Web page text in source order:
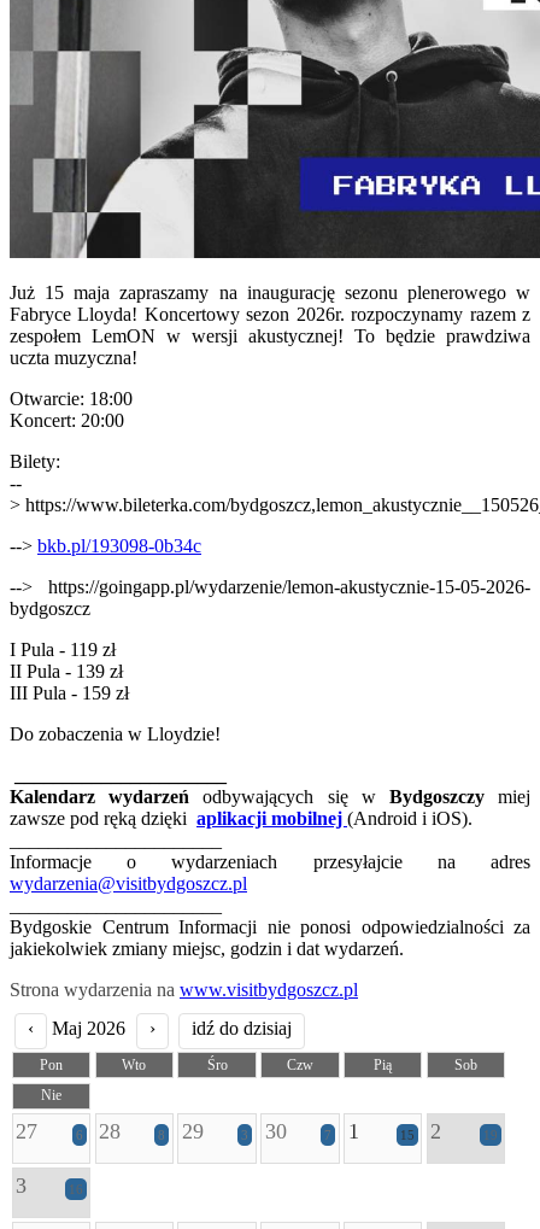
Już 15 maja zapraszamy na inaugurację sezonu plenerowego w
Fabryce Lloyda! Koncertowy sezon 2026r. rozpoczynamy razem z
zespołem LemON w wersji akustycznej! To będzie prawdziwa
uczta muzyczna!
Otwarcie: 18:00
Koncert: 20:00
Bilety:
--
> https://www.bileterka.com/
--> bkb.pl/193098-0b34c
--> https://goingapp.pl/wydarzenie/lemon-akustycznie-15-05-2026-
bydgoszcz
I Pula - 119 zł
II Pula - 139 zł
III Pula - 159 zł
Do zobaczenia w Lloydzie!
Kalendarz wydarzeńodbywających się w Bydgoszczymiej
zawsze pod ręką dzięki aplikacji mobilnej (Android i iOS).
Informacje o wydarzeniach przesyłajcie na adres
wydarzenia@visitbydgoszcz.pl
Bydgoskie Centrum Informacji nie ponosi odpowiedzialności za
jakiekolwiek zmiany miejsc, godzin i dat wydarzeń.
Strona wydarzenia na www.visitbydgoszcz.pl
‹
Maj 2026 › idź do dzisiaj
Pon Wto Śro Czw Pią
Sob
Nie
27 6 28 8 29 3 30 7 1 15 2 19
3 16